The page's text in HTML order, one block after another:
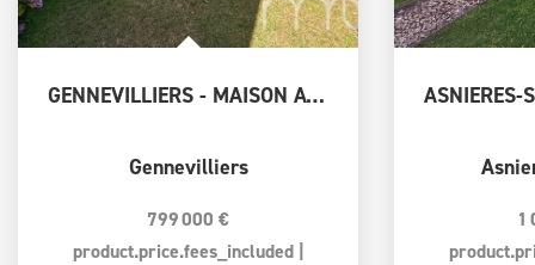
GENNEVILLIERS - MAISON AVEC 6 CHAMBRES EN PARFAIT ETAT
Gennevilliers
799 000 €
product.price.fees_included |
1